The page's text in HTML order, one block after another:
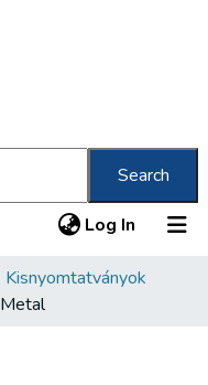
Search
Log In (current)
Kisnyomtatványok
Metal